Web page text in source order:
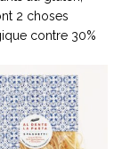
2 choses
contre 30%